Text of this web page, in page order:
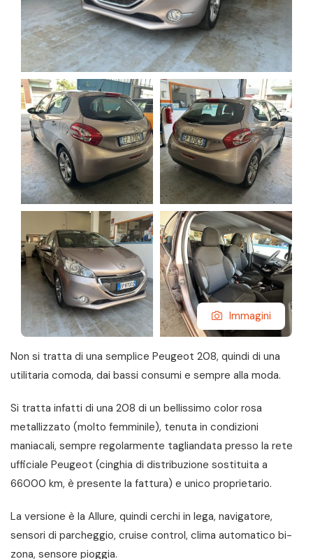
Immagini
Non si tratta di una semplice Peugeot 208, quindi di una
utilitaria comoda, dai bassi consumi e sempre alla moda.
Si tratta infatti di una 208 di un bellissimo color rosa
metallizzato (molto femminile), tenuta in condizioni
maniacali, sempre regolarmente tagliandata presso la rete
ufficiale Peugeot (cinghia di distribuzione sostituita a
66000 km, è presente la fattura) e unico proprietario.
La versione è la Allure, quindi cerchi in lega, navigatore,
sensori di parcheggio, cruise control, clima automatico bi-
zona, sensore pioggia.